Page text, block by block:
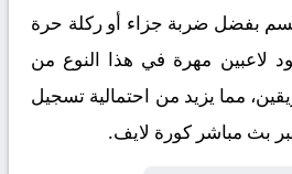
بفضل ضربة جزاء أو ركلة حرة
لاعبين مهرة في هذا النوع من
مما يزيد من احتمالية تسجيل
بث مباشر كورة لايف.